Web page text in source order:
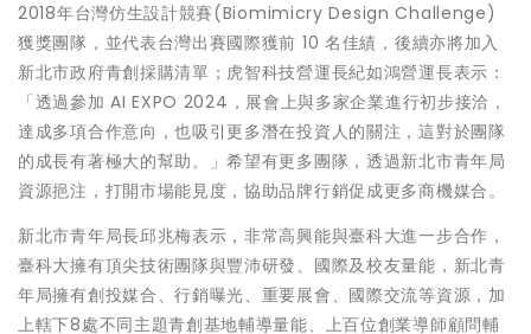
2018年台灣仿生設計競賽(Biomimicry Design Challenge)
獲獎團隊，並代表台灣出賽國際獲前 10 名佳績，後續亦將加入
新北市政府青創採購清單；虎智科技營運長紀如鴻營運長表示：
「透過參加 AI EXPO 2024，展會上與多家企業進行初步接洽，
達成多項合作意向，也吸引更多潛在投資人的關注，這對於團隊
的成長有著極大的幫助。」希望有更多團隊，透過新北市青年局
資源挹注，打開市場能見度，協助品牌行銷促成更多商機媒合。
新北市青年局長邱兆梅表示，非常高興能與臺科大進一步合作，
臺科大擁有頂尖技術團隊與豐沛研發、國際及校友量能，新北青
年局擁有創投媒合、行銷曝光、重要展會、國際交流等資源，加
上轄下8處不同主題青創基地輔導量能、上百位創業導師顧問輔